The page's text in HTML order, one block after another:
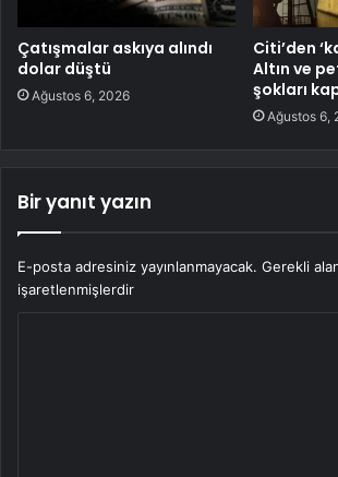
Çatışmalar askıya alındı
dolar düştü
Ağustos 6, 2026
Citi’den
Altın ve
şokları
Ağustos 6,
Bir yanıt yazın
E-posta adresiniz yayınlanmayacak. Gerekli
işaretlenmişlerdir